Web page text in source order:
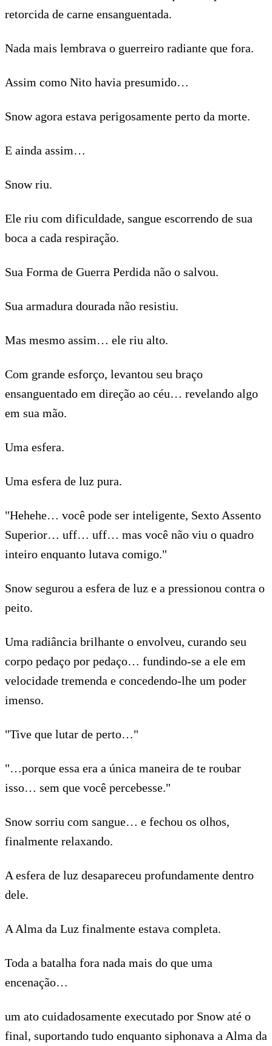
retorcida de carne ensanguentada.
Nada mais lembrava o guerreiro radiante que fora.
Assim como Nito havia presumido…
Snow agora estava perigosamente perto da morte.
E ainda assim…
Snow riu.
Ele riu com dificuldade, sangue escorrendo de sua
boca a cada respiração.
Sua Forma de Guerra Perdida não o salvou.
Sua armadura dourada não resistiu.
Mas mesmo assim… ele riu alto.
Com grande esforço, levantou seu braço
ensanguentado em direção ao céu… revelando algo
em sua mão.
Uma esfera.
Uma esfera de luz pura.
"Hehehe… você pode ser inteligente, Sexto Assento
Superior… uff… uff… mas você não viu o quadro
inteiro enquanto lutava comigo."
Snow segurou a esfera de luz e a pressionou contra o
peito.
Uma radiância brilhante o envolveu, curando seu
corpo pedaço por pedaço… fundindo-se a ele em
velocidade tremenda e concedendo-lhe um poder
imenso.
"Tive que lutar de perto…"
"…porque essa era a única maneira de te roubar
isso… sem que você percebesse."
Snow sorriu com sangue… e fechou os olhos,
finalmente relaxando.
A esfera de luz desapareceu profundamente dentro
dele.
A Alma da Luz finalmente estava completa.
Toda a batalha fora nada mais do que uma
encenação…
um ato cuidadosamente executado por Snow até o
final, suportando tudo enquanto siphonava a Alma da